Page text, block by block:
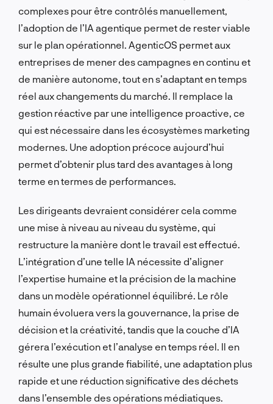
complexes pour être contrôlés manuellement,
l’adoption de l’IA agentique permet de rester viable
sur le plan opérationnel. AgenticOS permet aux
entreprises de mener des campagnes en continu et
de manière autonome, tout en s’adaptant en temps
réel aux changements du marché. Il remplace la
gestion réactive par une intelligence proactive, ce
qui est nécessaire dans les écosystèmes marketing
modernes. Une adoption précoce aujourd’hui
permet d’obtenir plus tard des avantages à long
terme en termes de performances.
Les dirigeants devraient considérer cela comme
une mise à niveau au niveau du système, qui
restructure la manière dont le travail est effectué.
L’intégration d’une telle IA nécessite d’aligner
l’expertise humaine et la précision de la machine
dans un modèle opérationnel équilibré. Le rôle
humain évoluera vers la gouvernance, la prise de
décision et la créativité, tandis que la couche d’IA
gérera l’exécution et l’analyse en temps réel. Il en
résulte une plus grande fiabilité, une adaptation plus
rapide et une réduction significative des déchets
dans l’ensemble des opérations médiatiques.